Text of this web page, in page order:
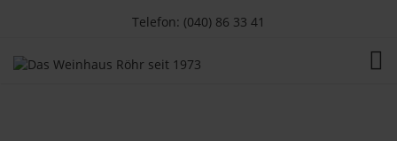
Telefon: (040) 86 33 41